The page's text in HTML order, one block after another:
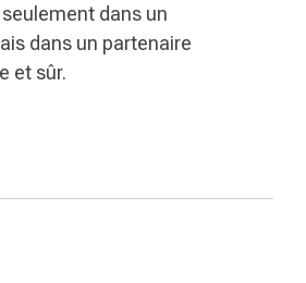
dans un
dans un partenaire
et sûr.